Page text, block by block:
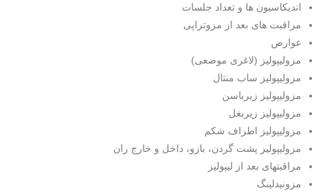
اندیکاسیون ها و تعداد جلسات
مراقبت های بعد از مزوتراپی
عوارض
مزولیپولیز (لاغری موضعی)
مزولیپولیز ساب منتال
مزولیپولیز زیرباسن
مزولیپولیز زیربغل
مزولیپولیز اطراف شکم
مزولیپولیز پشت گردن، بازو، داخل و خارج ران
مراقبتهای بعد از لیپولیز
مزونیدلینگ